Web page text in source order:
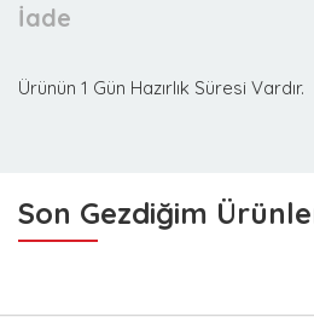
İade
Ürünün 1 Gün Hazırlık Süresi Vardır.
Son Gezdiğim